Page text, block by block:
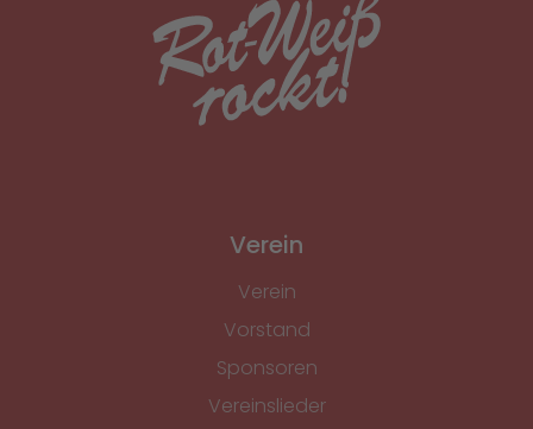
Verein
Verein
Vorstand
Sponsoren
Vereinslieder